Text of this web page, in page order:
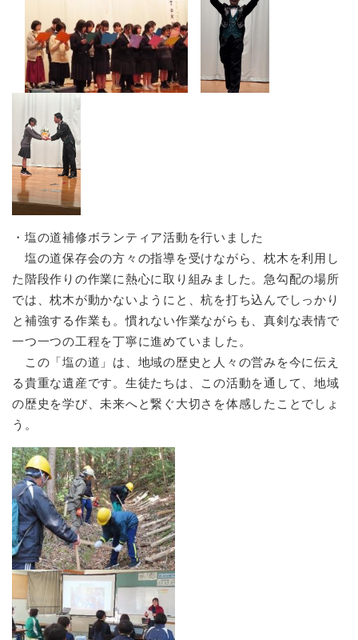
・塩の道補修ボランティア活動を行いました
塩の道保存会の方々の指導を受けながら、枕木を利用し
た階段作りの作業に熱心に取り組みました。急勾配の場所
では、枕木が動かないようにと、杭を打ち込んでしっかり
と補強する作業も。慣れない作業ながらも、真剣な表情で
一つ一つの工程を丁寧に進めていました。
この「塩の道」は、地域の歴史と人々の営みを今に伝え
る貴重な遺産です。生徒たちは、この活動を通して、地域
の歴史を学び、未来へと繋ぐ大切さを体感したことでしょ
う。